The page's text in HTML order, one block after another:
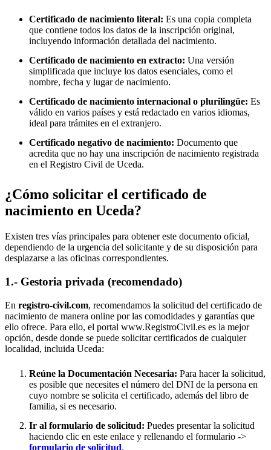
Certificado de nacimiento literal: Es una copia completa
que contiene todos los datos de la inscripción original,
incluyendo información detallada del nacimiento.
Certificado de nacimiento en extracto: Una versión
simplificada que incluye los datos esenciales, como el
nombre, fecha y lugar de nacimiento.
Certificado de nacimiento internacional o plurilingüe: Es
válido en varios países y está redactado en varios idiomas,
ideal para trámites en el extranjero.
Certificado negativo de nacimiento: Documento que
acredita que no hay una inscripción de nacimiento registrada
en el Registro Civil de Uceda.
¿Cómo solicitar el certificado de
nacimiento en Uceda?
Existen tres vías principales para obtener este documento oficial,
dependiendo de la urgencia del solicitante y de su disposición para
desplazarse a las oficinas correspondientes.
1.- Gestoria privada (recomendado)
En registro-civil.com, recomendamos la solicitud del certificado de
nacimiento de manera online por las comodidades y garantías que
ello ofrece. Para ello, el portal www.RegistroCivil.es es la mejor
opción, desde donde se puede solicitar certificados de cualquier
localidad, incluida Uceda:
Reúne la Documentación Necesaria: Para hacer la solicitud,
es posible que necesites el número del DNI de la persona en
cuyo nombre se solicita el certificado, además del libro de
familia, si es necesario.
Ir al formulario de solicitud: Puedes presentar la solicitud
haciendo clic en este enlace y rellenando el formulario ->
formulario de solicitud.